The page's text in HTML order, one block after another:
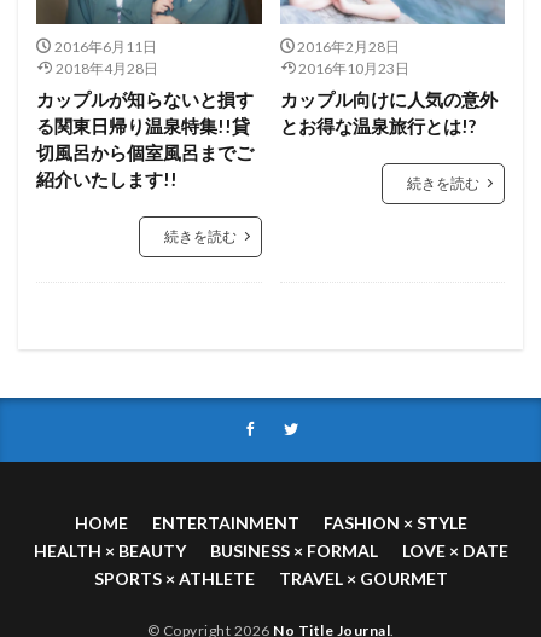
2016年6月11日
2018年4月28日
カップルが知らないと損す
る関東日帰り温泉特集!!貸
切風呂から個室風呂までご
紹介いたします!!
続きを読む
2016年2月28日
2016年10月23日
カップル向けに人気の意外
とお得な温泉旅行とは!?
続きを読む
HOME ENTERTAINMENT
FASHION × STYLE
HEALTH × BEAUTY
BUSINESS × FORMAL
LOVE × DATE
SPORTS × ATHLETE
TRAVEL × GOURMET
© Copyright 2026 No Title Journal